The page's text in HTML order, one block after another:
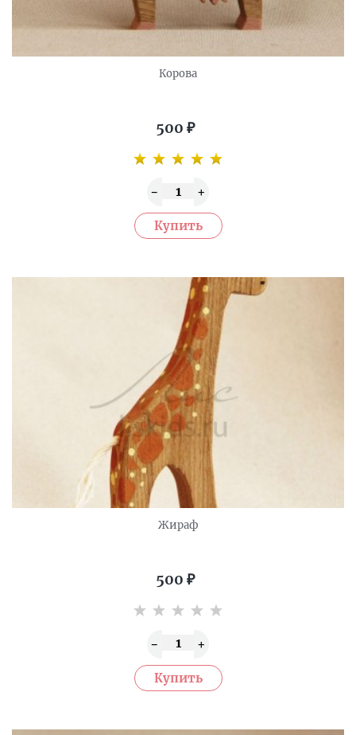
Корова
500 ₽
Жираф
500 ₽